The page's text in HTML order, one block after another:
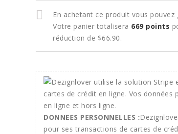
En achetant ce produit vous pouvez
Votre panier totalisera 669 points
réduction de $66.90.
DONNEES PERSONNELLES :
pour ses transactions de cartes de